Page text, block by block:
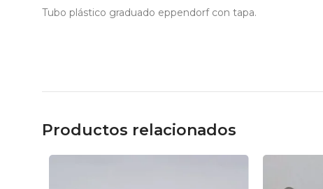
Tubo plástico graduado eppendorf con tapa.
Productos relacionados